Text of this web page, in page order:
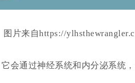
图片来自https://
会通过神经系统和内分泌系统，